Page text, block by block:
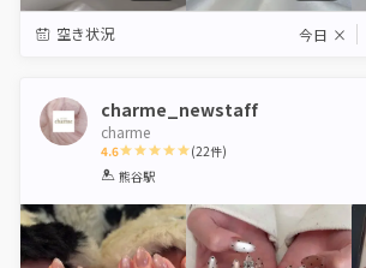
空き状況 今日 ×
charme_newstaff
charme
4.6
1 2 3
(22件)
熊谷駅